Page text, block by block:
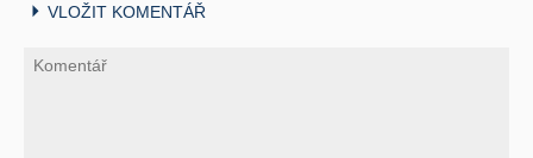
VLOŽIT KOMENTÁŘ